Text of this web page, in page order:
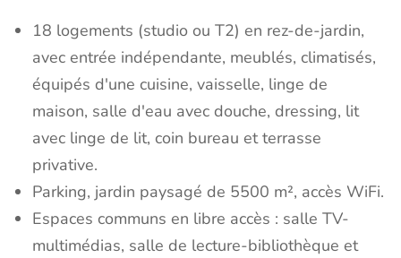
18 logements (studio ou T2) en rez-de-jardin,
avec entrée indépendante, meublés, climatisés,
équipés d'une cuisine, vaisselle, linge de
maison, salle d'eau avec douche, dressing, lit
avec linge de lit, coin bureau et terrasse
privative.
Parking, jardin paysagé de 5500 m², accès WiFi.
Espaces communs en libre accès : salle TV-
multimédias, salle de lecture-bibliothèque et